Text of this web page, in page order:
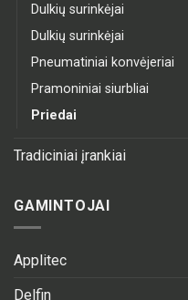
Dulkių surinkėjai
Dulkių surinkėjai
Pneumatiniai konvėjeriai
Pramoniniai siurbliai
Priedai
Tradiciniai įrankiai
GAMINTOJAI
Applitec
Delfin